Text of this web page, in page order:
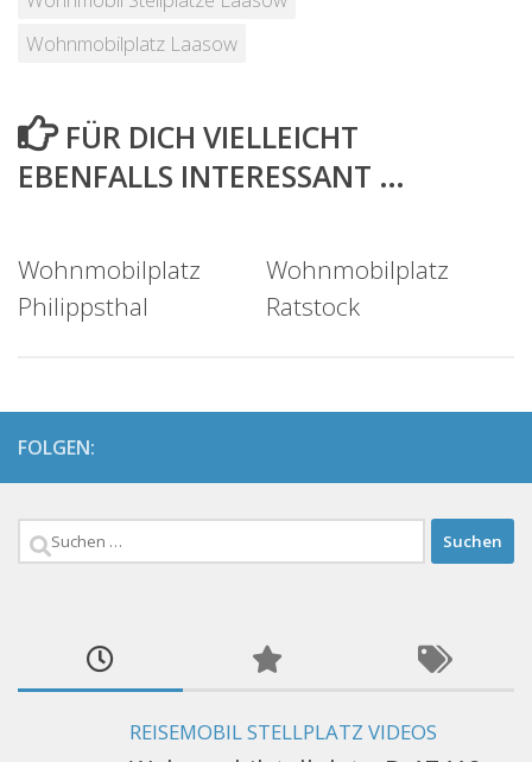
Wohnmobilplatz Laasow
FÜR DICH VIELLEICHT
EBENFALLS INTERESSANT …
Wohnmobilplatz
Philippsthal
Wohnmobilplatz
Ratstock
FOLGEN:
Suchen
REISEMOBIL STELLPLATZ VIDEOS